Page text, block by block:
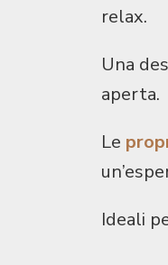
relax.
Una
aperta.
Le
Ideali